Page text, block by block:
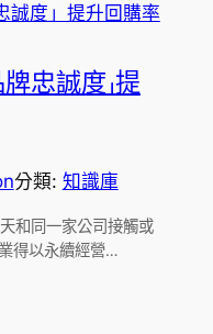
忠誠度」提
分類: 知識庫
和同一家公司接觸或
得以永續經營…